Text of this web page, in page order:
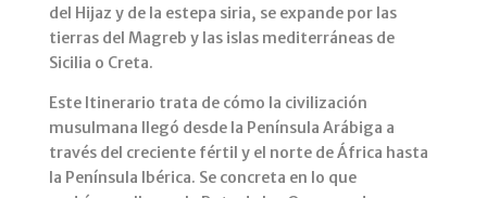
del Hijaz y de la estepa siria, se expande por las
tierras del Magreb y las islas mediterráneas de
Sicilia o Creta.
Este Itinerario trata de cómo la civilización
musulmana llegó desde la Península Arábiga a
través del creciente fértil y el norte de África hasta
la Península Ibérica. Se concreta en lo que